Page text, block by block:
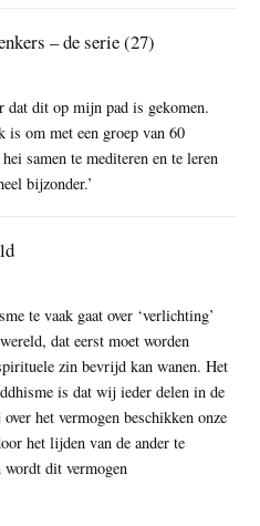
– de serie (27)
dat dit op mijn pad is gekomen.
om met een groep van 60
samen te mediteren en te leren
bijzonder.’
te vaak gaat over ‘verlichting’
dat eerst moet worden
zin bevrijd kan wanen. Het
is dat wij ieder delen in de
het vermogen beschikken onze
het lijden van de ander te
dit vermogen